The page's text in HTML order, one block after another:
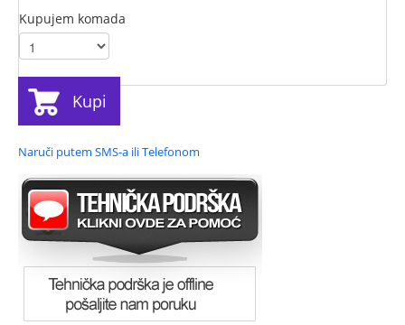
Kupujem komada
Kupi
Naruči putem SMS-a ili Telefonom